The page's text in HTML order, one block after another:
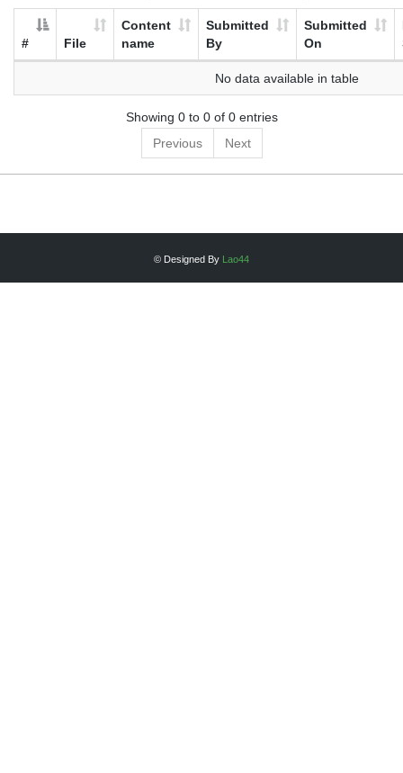
# File
Content
name
Submitted
By
Submitted
On
No data available in table
Showing 0 to 0 of 0 entries
Previous
Next
© Designed By Lao44